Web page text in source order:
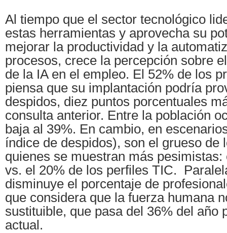
Al tiempo que el sector tecnológico
estas herramientas y aprovecha su
mejorar la productividad y la
procesos, crece la percepción sobre
de la IA en el empleo. El 52% de los
piensa que su implantación podría
despidos, diez puntos porcentuales
consulta anterior. Entre la población
baja al 39%. En cambio, en
índice de despidos), son el grueso de
quienes se muestran más pesimistas:
vs. el 20% de los perfiles TIC.
disminuye el porcentaje de
que considera que la fuerza humana
sustituible, que pasa del 36% del año
actual.